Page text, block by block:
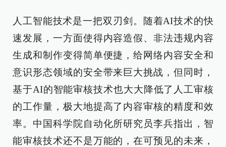
人工智能技术是一把双刃剑。随着AI技术的快
速发展，一方面使得内容造假、非法违规内容
生成和制作变得简单便捷，给网络内容安全和
意识形态领域的安全带来巨大挑战，但同时，
基于AI的智能审核技术也大大降低了人工审核
的工作量，极大地提高了内容审核的精度和效
率。中国科学院自动化所研究员李兵指出，智
能审核技术还不是万能的，在可预见的未来，